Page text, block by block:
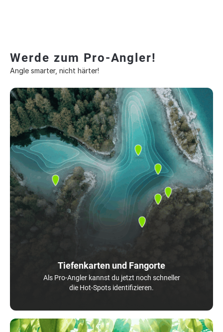
Werde zum Pro-Angler!
Angle smarter, nicht härter!
Tiefenkarten und Fangorte
Als Pro-Angler kannst du jetzt noch schneller
die Hot-Spots identifizieren.